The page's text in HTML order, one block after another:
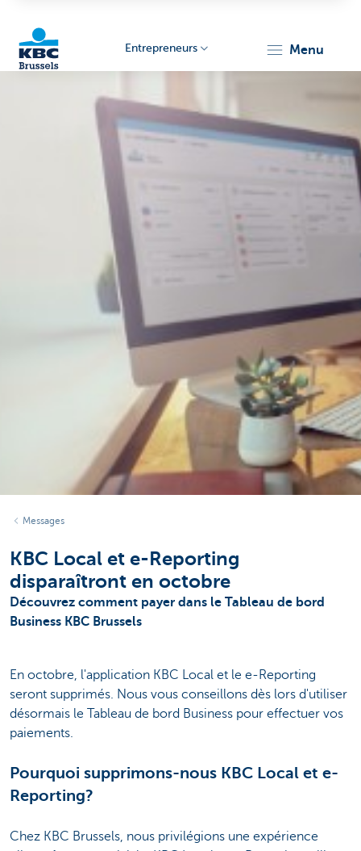
Entrepreneurs menu
Messages
KBC Local et e-Reporting
disparaîtront en octobre
Découvrez comment payer dans le Tableau de bord
Business KBC Brussels
En octobre, l'application KBC Local et le e-Reporting
seront supprimés. Nous vous conseillons dès lors d'utiliser
désormais le Tableau de bord Business pour effectuer vos
paiements.
Pourquoi supprimons-nous KBC Local et e-
Reporting?
Chez KBC Brussels, nous privilégions une expérience